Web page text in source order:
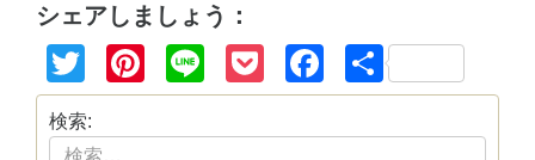
シェアしましょう：
TwitterPinterest
Line PocketFacebook
共
有
検索: